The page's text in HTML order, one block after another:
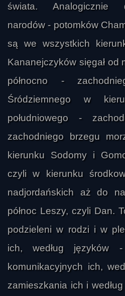
świata. Analogicznie
narodów - potomków
są we wszystkich
Kananejczyków sięgał od
północno -
Śródziemnego w
południowego -
zachodniego brzegu
kierunku Sodomy i
czyli w kierunku
nadjordańskich aż do
północ Leszy, czyli Dan.
podzieleni w rodzi i w
ich, według języków
komunikacyjnych ich,
zamieszkania ich i